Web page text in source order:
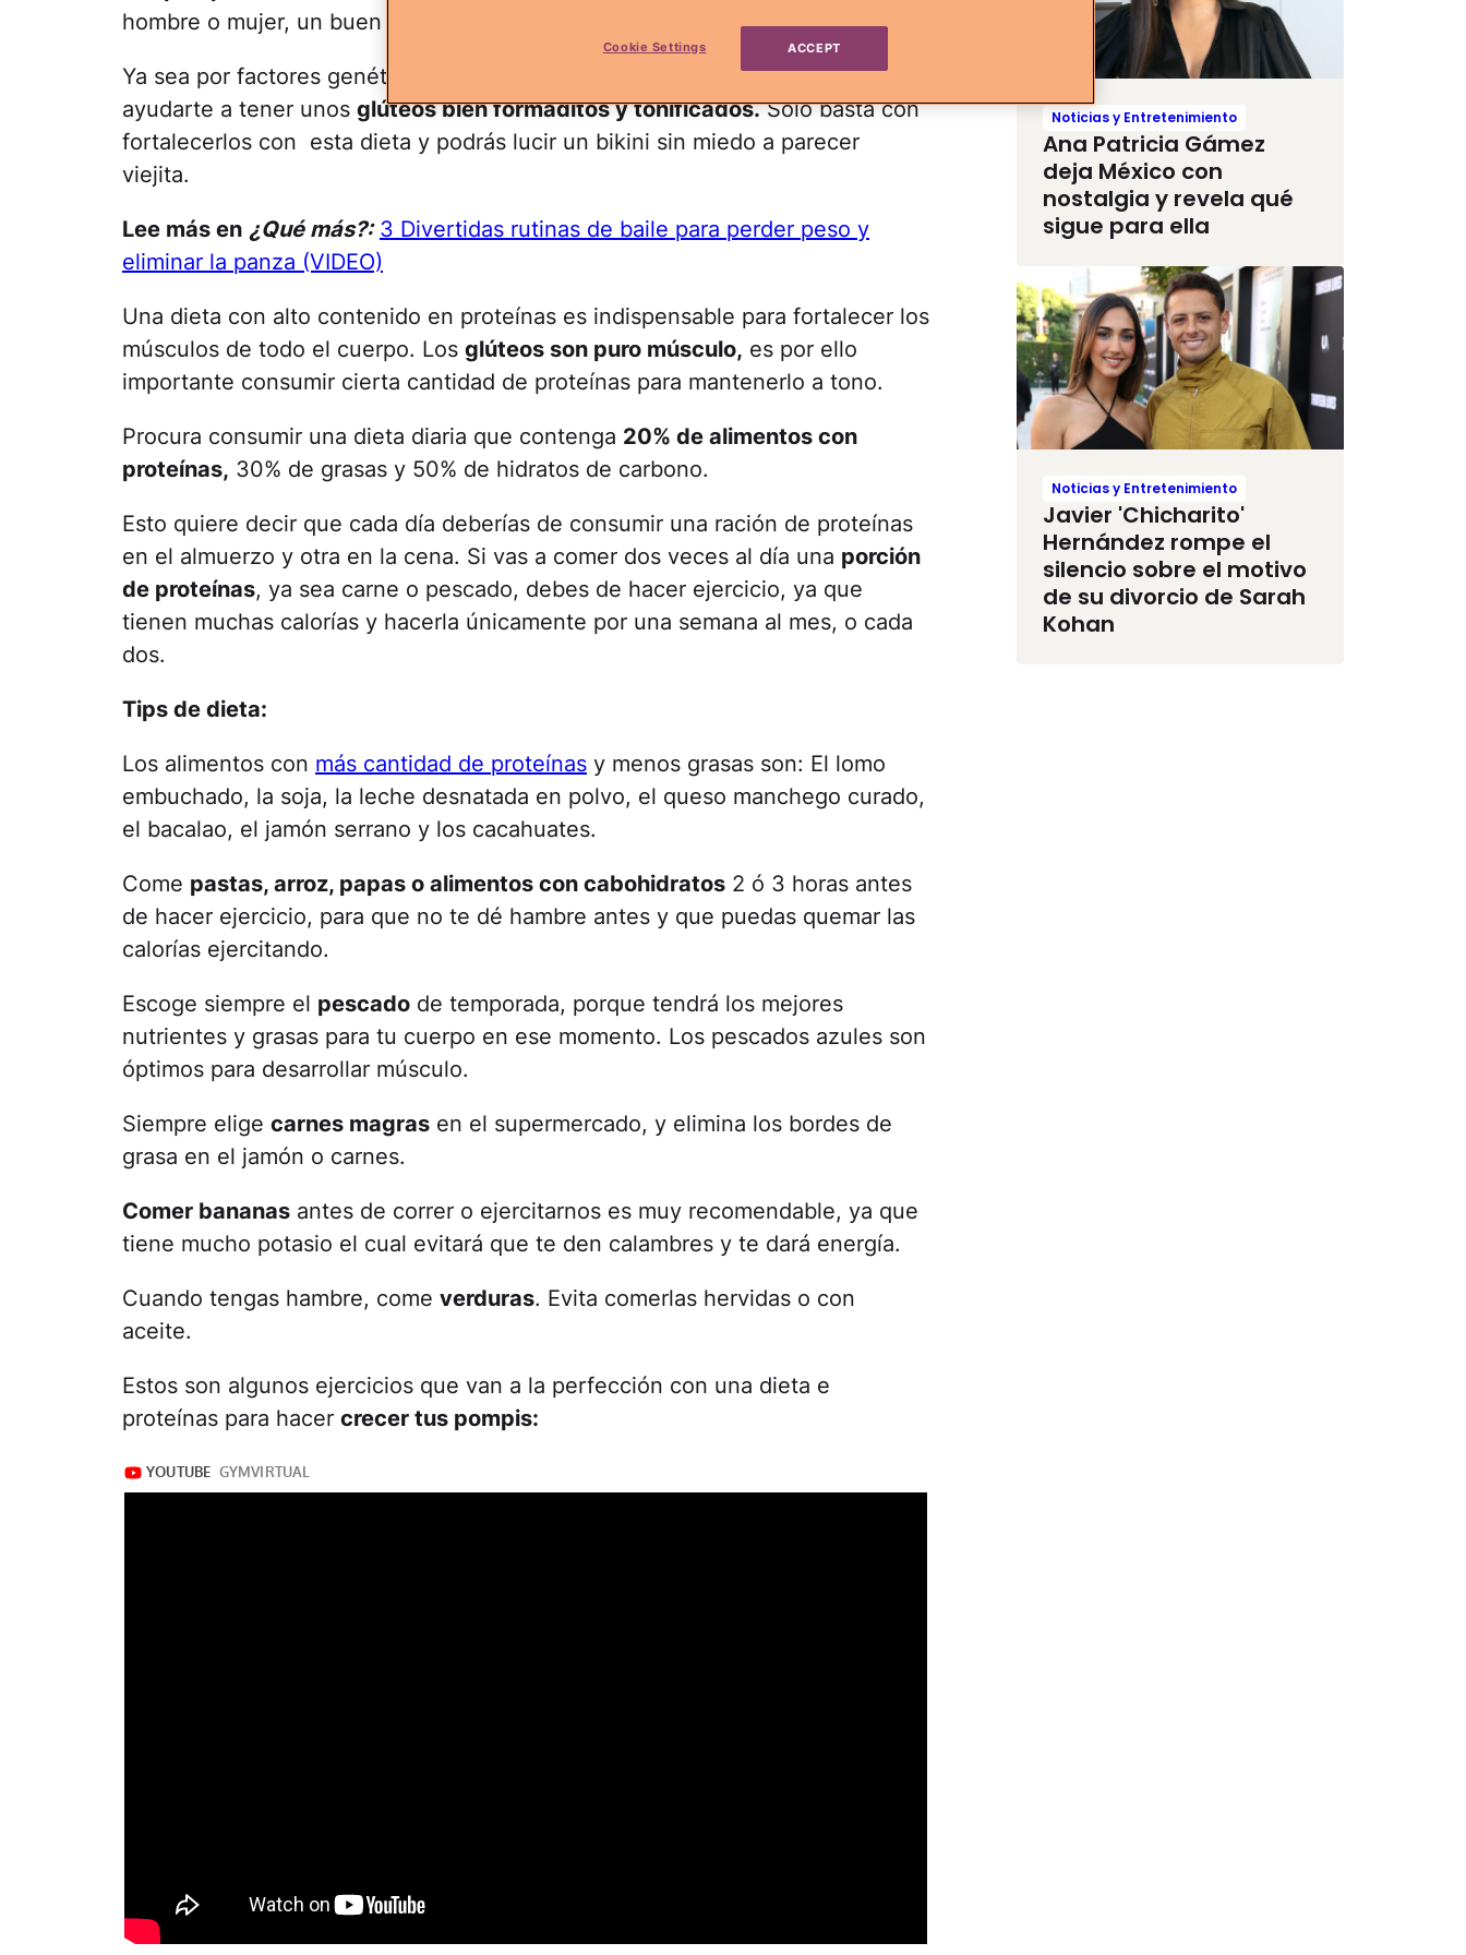
hombre o mujer, un buen trasero llama la atención.
Ya sea por factores genéticos, una buena alimentación y ejercicio puede
ayudarte a tener unos glúteos bien formaditos y tonificados.Sólo basta con
fortalecerlos con esta dieta y podrás lucir un bikini sin miedo a parecer
viejita.
Lee más en ¿Qué más?: 3 Divertidas rutinas de baile para perder peso y
eliminar la panza (VIDEO)
Una dieta con alto contenido en proteínas es indispensable para fortalecer los
músculos de todo el cuerpo. Los glúteos son puro músculo, es por ello
importante consumir cierta cantidad de proteínas para mantenerlo a tono.
Procura consumir una dieta diaria que contenga 20% de alimentos con
proteínas, 30% de grasas y 50% de hidratos de carbono.
Esto quiere decir que cada día deberías de consumir una ración de proteínas
en el almuerzo y otra en la cena. Si vas a comer dos veces al día una porción
de proteínas, ya sea carne o pescado, debes de hacer ejercicio, ya que
tienen muchas calorías y hacerla únicamente por una semana al mes, o cada
dos.
Tips de dieta:
Los alimentos con más cantidad de proteínas y menos grasas son: El lomo
embuchado, la soja, la leche desnatada en polvo, el queso manchego curado,
el bacalao, el jamón serrano y los cacahuates.
Come pastas, arroz, papas o alimentos con cabohidratos 2 ó 3 horas antes
de hacer ejercicio, para que no te dé hambre antes y que puedas quemar las
calorías ejercitando.
Escoge siempre el pescado de temporada, porque tendrá los mejores
nutrientes y grasas para tu cuerpo en ese momento. Los pescados azules son
óptimos para desarrollar músculo.
Siempre elige carnes magras en el supermercado, y elimina los bordes de
grasa en el jamón o carnes.
Comer bananas antes de correr o ejercitarnos es muy recomendable, ya que
tiene mucho potasio el cual evitará que te den calambres y te dará energía.
Cuando tengas hambre, come verduras. Evita comerlas hervidas o con
aceite.
Estos son algunos ejercicios que van a la perfección con una dieta e
proteínas para hacer crecer tus pompis:
Noticias y Entretenimiento
Ana Patricia Gámez
deja México con
nostalgia y revela qué
sigue para ella
Noticias y Entretenimiento
Javier 'Chicharito'
Hernández rompe el
silencio sobre el motivo
de su divorcio de Sarah
Kohan
Cookie Settings ACCEPT